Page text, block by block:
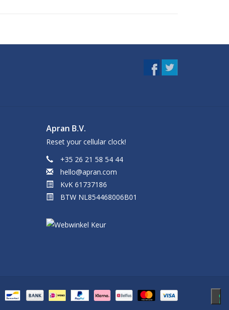
Apran B.V.
Reset your cellular clock!
+35 26 21 58 54 44
hello@apran.com
KvK 61737186
BTW NL854468006B01